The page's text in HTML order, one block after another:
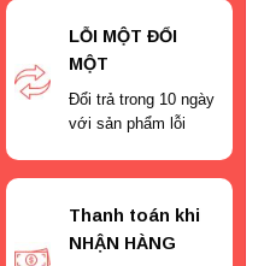
LỖI MỘT ĐỔI
MỘT
Đổi trả trong 10 ngày
với sản phẩm lỗi
Thanh toán khi
NHẬN HÀNG